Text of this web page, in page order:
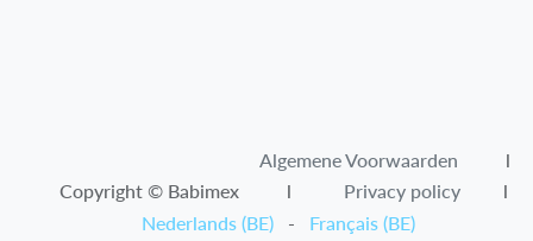
Algemene Voorwaarden​
l
Copyright © Babimex l Privacy policy
l
Nederlands (BE)
- Français (BE)